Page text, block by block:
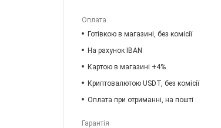
Оплата
Готівкою в магазині, без комісії
На рахунок IBAN
Картою в магазині +4%
Криптовалютою USDT, без комісії
Оплата при отриманні, на пошті
Гарантія